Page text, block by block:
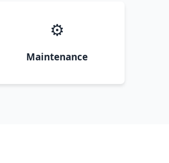
⚙️
Maintenance